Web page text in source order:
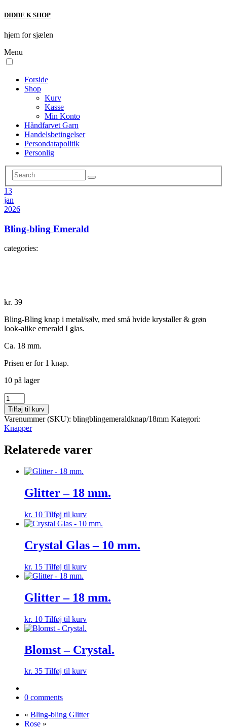
DIDDE K SHOP
hjem for sjælen
Menu
Forside
Shop
Kurv
Kasse
Min Konto
Håndfarvet Garn
Handelsbetingelser
Persondatapolitik
Personlig
13
jan
2026
Bling-bling Emerald
categories:
kr. 39
Bling-Bling knap i metal/sølv, med små hvide krystaller & grøn
look-alike emerald I glas.
Ca. 18 mm.
Prisen er for 1 knap.
10 på lager
Bling-
bling
Emerald
antal
Tilføj til kurv
Varenummer (SKU): blingblingemeraldknap/18mm Kategori:
Knapper
Relaterede varer
Glitter – 18 mm.
kr. 10 Tilføj til kurv
Crystal Glas – 10 mm.
kr. 15 Tilføj til kurv
Glitter – 18 mm.
kr. 10 Tilføj til kurv
Blomst – Crystal.
kr. 35 Tilføj til kurv
0 comments
« Bling-bling Glitter
Rose »